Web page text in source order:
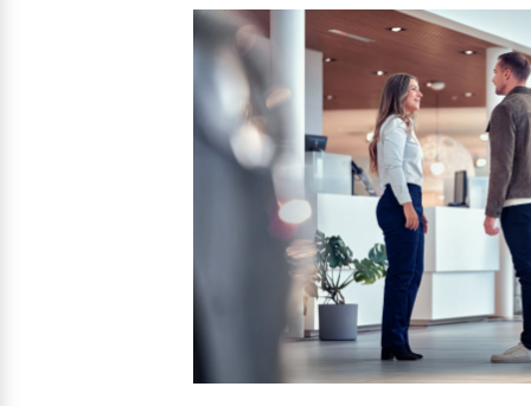
Mehr erfahren
Frühjahrscheck
Entdecken Sie unsere saisonalen
Mehr erfahren
Finanzierung & Leasing